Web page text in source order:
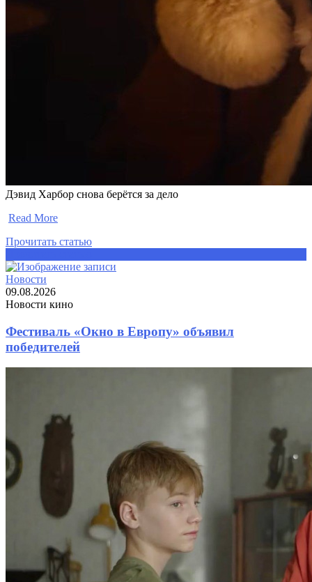
Дэвид Харбор снова берётся за дело
Read More
Прочитать статью
Новости
09.08.2026
Новости кино
Фестиваль «Окно в Европу» объявил
победителей